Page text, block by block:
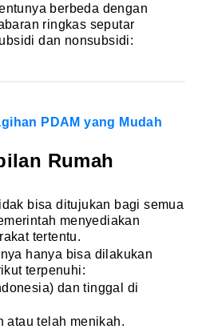
berbeda dengan
ringkas seputar
dan nonsubsidi:
PDAM yang Mudah
Rumah
bisa ditujukan bagi semua
menyediakan
tertentu.
hanya bisa dilakukan
terpenuhi:
dan tinggal di
atau telah menikah.